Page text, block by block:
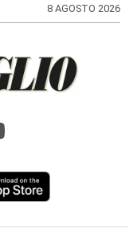
8 AGOSTO 2026